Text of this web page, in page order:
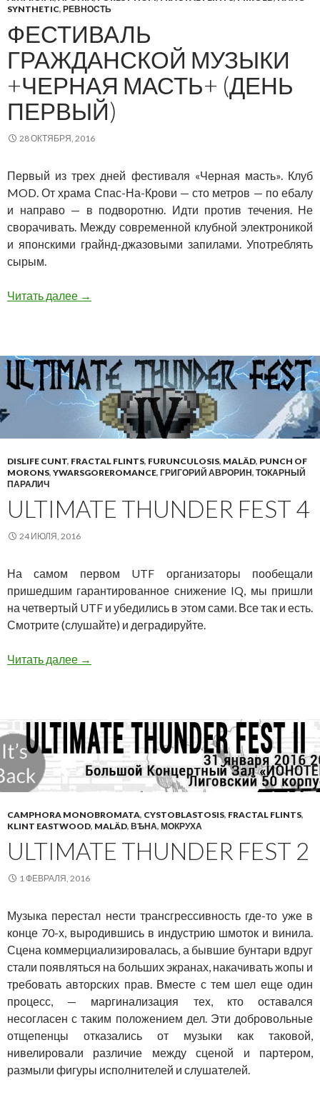
SYNTHETIC, РЕВНОСТЬ
ФЕСТИВАЛЬ
ГРАЖДАНСКОЙ МУЗЫКИ
+ЧЕРНАЯ МАСТЬ+ (ДЕНЬ
ПЕРВЫЙ)
28 ОКТЯБРЯ, 2016
Первый из трех дней фестиваля «Черная масть». Клуб
MOD. От храма Спас-На-Крови — сто метров — по ебалу
и направо — в подворотню. Идти против течения. Не
сворачивать. Между современной клубной электроникой
и японскими грайнд-джазовыми запилами. Употреблять
сырым.
Читать далее Фестиваль гражданской музыки +Черная
→
DISLIFE CUNT, FRACTAL FLINTS, FURUNCULOSIS, MALÄD, PUNCH OF
MORONS, YWARSGOREROMANCE, ГРИГОРИЙ АВРОРИН, ТОКАРНЫЙ
ПАРАЛИЧ
ULTIMATE THUNDER FEST 4
24 ИЮЛЯ, 2016
На самом первом UTF организаторы пообещали
пришедшим гарантированное снижение IQ, мы пришли
на четвертый UTF и убедились в этом сами. Все так и есть.
Смотрите (слушайте) и деградируйте.
Читать далее Ultimate Thunder Fest 4
→
CAMPHORA MONOBROMATA, CYSTOBLASTOSIS, FRACTAL FLINTS,
KLINT EASTWOOD, MALÄD, ВѢНА, МОКРУХА
ULTIMATE THUNDER FEST 2
1 ФЕВРАЛЯ, 2016
Музыка перестал нести трансгрессивность где-то уже в
конце 70-х, выродившись в индустрию шмоток и винила.
Сцена коммерциализировалась, а бывшие бунтари вдруг
стали появляться на больших экранах, накачивать жопы и
требовать авторских прав. Вместе с тем шел еще один
процесс, — маргинализация тех, кто оставался
несогласен с таким положением дел. Эти добровольные
отщепенцы отказались от музыки как таковой,
нивелировали различие между сценой и партером,
размыли фигуры исполнителей и слушателей.